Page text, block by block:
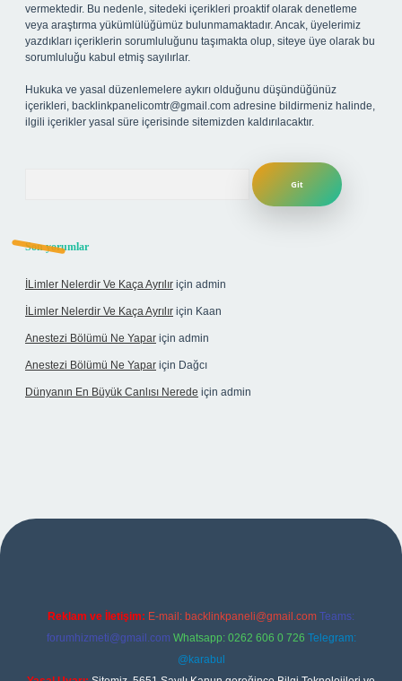
vermektedir. Bu nedenle, sitedeki içerikleri proaktif olarak denetleme
veya araştırma yükümlülüğümüz bulunmamaktadır. Ancak, üyelerimiz
yazdıkları içeriklerin sorumluluğunu taşımakta olup, siteye üye olarak bu
sorumluluğu kabul etmiş sayılırlar.
Hukuka ve yasal düzenlemelere aykırı olduğunu düşündüğünüz
içerikleri, backlinkpanelicomtr@gmail.com adresine bildirmeniz halinde,
ilgili içerikler yasal süre içerisinde sitemizden kaldırılacaktır.
Son yorumlar
İLimler Nelerdir Ve Kaça Ayrılır için admin
İLimler Nelerdir Ve Kaça Ayrılır için Kaan
Anestezi Bölümü Ne Yapar için admin
Anestezi Bölümü Ne Yapar için Dağcı
Dünyanın En Büyük Canlısı Nerede için admin
giriş
Reklam ve İletişim: E-mail: backlinkpaneli@gmail.com Teams:
forumhizmeti@gmail.com Whatsapp: 0262 606 0 726 Telegram:
@karabul